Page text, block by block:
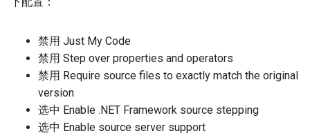
禁用 Just My Code
禁用 Step over properties and operators
禁用 Require source files to exactly match the original
version
选中 Enable .NET Framework source stepping
选中 Enable source server support